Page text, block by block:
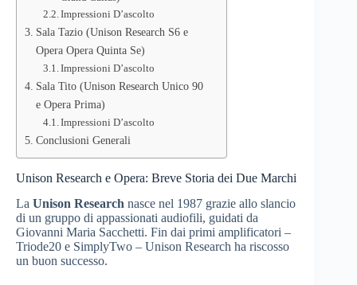
Impressioni D’ascolto
Sala Tazio (Unison Research S6 e
Opera Opera Quinta Se)
Impressioni D’ascolto
Sala Tito (Unison Research Unico 90
e Opera Prima)
Impressioni D’ascolto
Conclusioni Generali
Unison Research e Opera: Breve Storia dei Due Marchi
La Unison Research nasce nel 1987 grazie allo slancio
di un gruppo di appassionati audiofili, guidati da
Giovanni Maria Sacchetti. Fin dai primi amplificatori –
Triode20 e SimplyTwo – Unison Research ha riscosso
un buon successo.